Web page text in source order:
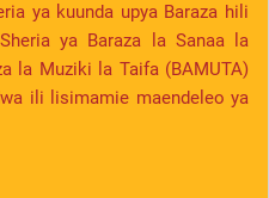
ya kuunda upya Baraza hili
ya Baraza la Sanaa la
la Muziki la Taifa (BAMUTA)
ili lisimamie maendeleo ya